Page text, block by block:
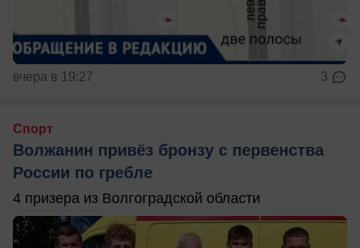
вчера в 19:27 3
Спорт
Волжанин привёз бронзу с первенства
России по гребле
4 призера из Волгоградской области